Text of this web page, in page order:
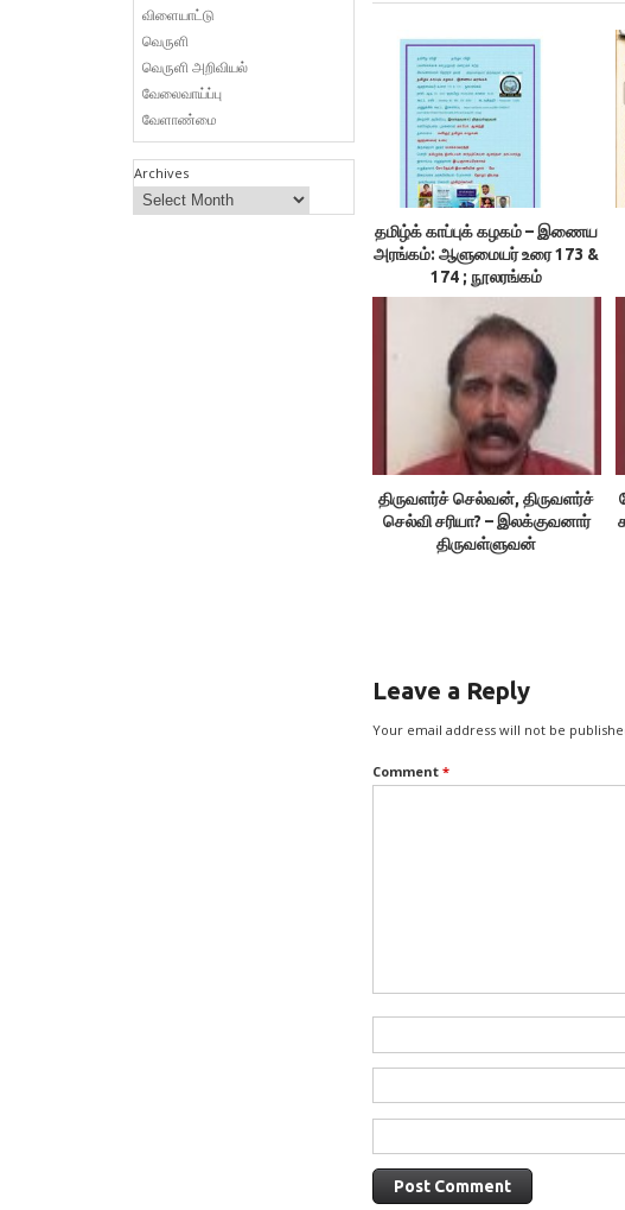
தமிழ்க் காப்புக் கழகம் – இணைய
அரங்கம்: ஆளுமையர் உரை 173 &
174 ; நூலரங்கம்
திருவளர்ச் செல்வன், திருவளர்ச்
செல்வி சரியா? – இலக்குவனார்
திருவள்ளுவன்
Leave a Reply
Your email address will not be
Comment *
விளையாட்டு
வெருளி
வெருளி அறிவியல்
வேலைவாய்ப்பு
வேளாண்மை
Archives